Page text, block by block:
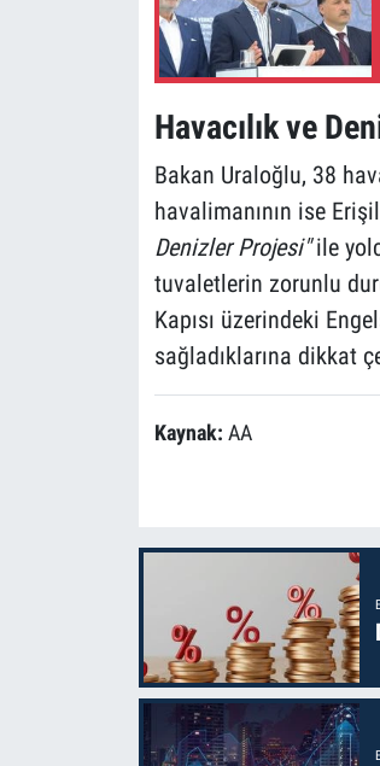
Havacılık ve
Bakan Uraloğlu, 38
havalimanının ise
Denizler Projesi"ile
tuvaletlerin zorunlu
Kapısı üzerindeki
sağladıklarına dikkat
Kaynak: AA